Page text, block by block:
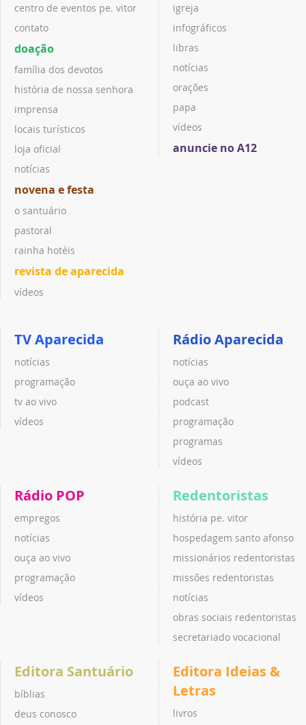
centro de eventos pe. vitor
contato
doação
família dos devotos
história de nossa senhora
imprensa
locais turísticos
loja oficial
notícias
novena e festa
o santuário
pastoral
rainha hotéis
revista de aparecida
vídeos
igreja
infográficos
libras
notícias
orações
papa
vídeos
anuncie no A12
TV Aparecida
notícias
programação
tv ao vivo
vídeos
Rádio Aparecida
notícias
ouça ao vivo
podcast
programação
programas
vídeos
Rádio POP
empregos
notícias
ouça ao vivo
programação
vídeos
Redentoristas
história pe. vitor
hospedagem santo afonso
missionários redentoristas
missões redentoristas
notícias
obras sociais redentoristas
secretariado vocacional
Editora Santuário
bíblias
deus conosco
Editora Ideias &
Letras
livros